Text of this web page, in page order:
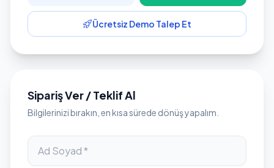
Ücretsiz Demo Talep Et
Sipariş Ver / Teklif Al
Bilgilerinizi bırakın, en kısa sürede dönüş yapalım.